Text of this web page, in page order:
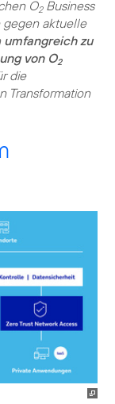
O2Business
gegen aktuelle
umfangreich zu
von O2
die
Transformation